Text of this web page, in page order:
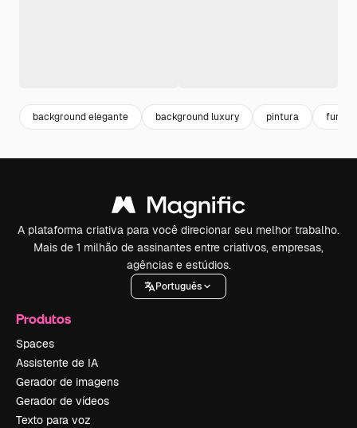
background elegante background luxury pintura fundo
A plataforma criativa para você direcionar seu melhor trabalho.
Mais de 1 milhão de assinantes entre criativos, empresas,
agências e estúdios.
Português
Produtos
Spaces
Assistente de IA
Gerador de imagens
Gerador de vídeos
Texto para voz